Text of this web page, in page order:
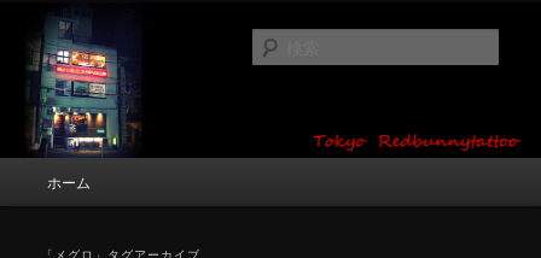
ン
ツ
東京 タトゥースタジオ 吉祥寺 Red
Bunny Tattoo タトゥーデザイン・タ
トゥー画像
タトゥーデザイン・画像の紹介（和彫り・ワンポイント・girl tattoo）
ホーム
「 メグロ 」タグアーカイブ